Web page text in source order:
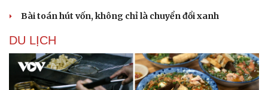
Bài toán hút vốn, không chỉ là chuyển đổi xanh
DU LỊCH